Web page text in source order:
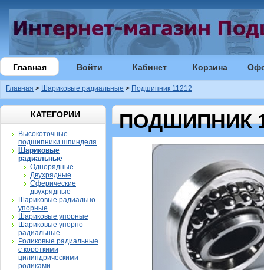
Главная Войти Кабинет Корзина
Главная > Шариковые радиальные > Подшипник 11212
КАТЕГОРИИ
Высокоточные
подшипники шпинделя
Шариковые
радиальные
Однорядные
Двухрядные
Сферические
двухрядные
Шариковые радиально-
упорные
Шариковые упорные
Шариковые упорно-
радиальные
Роликовые радиальные
с короткими
цилиндрическими
роликами
ПОДШИПНИК